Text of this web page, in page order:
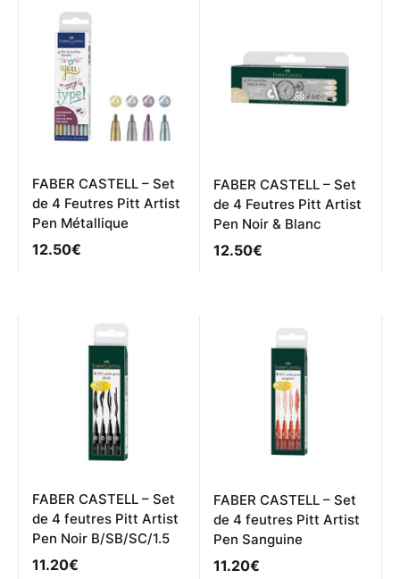
options
peuvent
choisies
page
produit
FABER CASTELL – Set
de 4 Feutres Pitt Artist
Pen Métallique
12.50€
FABER CASTELL – Set
de 4 Feutres Pitt Artist
Pen Noir & Blanc
12.50€
FABER CASTELL – Set
de 4 feutres Pitt Artist
Pen Noir B/SB/SC/1.5
11.20€
FABER CASTELL – Set
de 4 feutres Pitt Artist
Pen Sanguine
11.20€